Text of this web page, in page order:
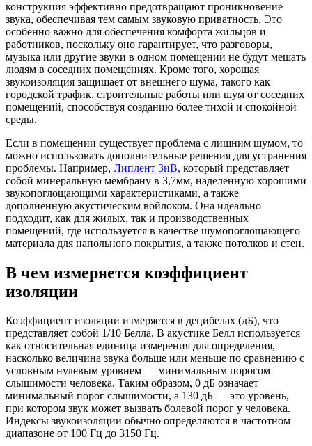
конструкция эффективно предотвращают проникновение
звука, обеспечивая тем самым звуковую приватность. Это
особенно важно для обеспечения комфорта жильцов и
работников, поскольку оно гарантирует, что разговоры,
музыка или другие звуки в одном помещении не будут мешать
людям в соседних помещениях. Кроме того, хорошая
звукоизоляция защищает от внешнего шума, такого как
городской трафик, строительные работы или шум от соседних
помещений, способствуя созданию более тихой и спокойной
среды.
Если в помещении существует проблема с лишним шумом, то
можно использовать дополнительные решения для устранения
проблемы. Например, Липлент ЗиВ, который представляет
собой минеральную мембрану в 3,7мм, наделенную хорошими
звукопоглощающими характеристиками, а также
дополненную акустическим войлоком. Она идеально
подходит, как для жилых, так и производственных
помещений, где используется в качестве шумопоглощающего
материала для напольного покрытия, а также потолков и стен.
В чем измеряется коэффициент
изоляции
Коэффициент изоляции измеряется в децибелах (дБ), что
представляет собой 1/10 Белла. В акустике Белл используется
как относительная единица измерения для определения,
насколько величина звука больше или меньше по сравнению с
условным нулевым уровнем — минимальным порогом
слышимости человека. Таким образом, 0 дБ означает
минимальный порог слышимости, а 130 дБ — это уровень,
при котором звук может вызвать болевой порог у человека.
Индексы звукоизоляции обычно определяются в частотном
диапазоне от 100 Гц до 3150 Гц.